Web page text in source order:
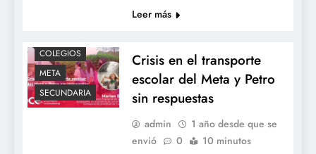
Leer más
COLEGIOS
META
SECUNDARIA
Crisis en el transporte
escolar del Meta y Petro
sin respuestas
admin
1 año desde que se
envió
0 10 minutos